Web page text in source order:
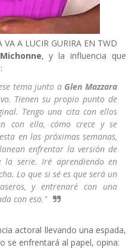
VA A LUCIR GURIRA EN TWD
Michonne, y la influencia que
tema junto aGlen Mazzara
Tienen su propio punto de
Tengo una cita con ellos
con ella, cómo crece y se
en las próximas semanas,
enfrentar la versión de
serie. Iré aprendiendo en
Lo que si sé es que será un
y entrenaré con una
con eso."
actoral llevando una espada,
se enfrentará al papel, opina: